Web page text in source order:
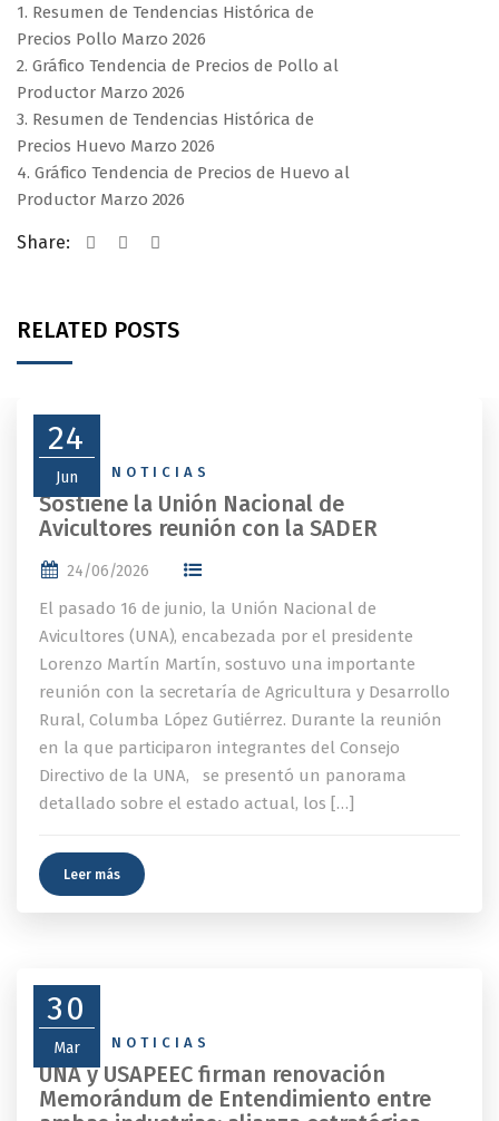
1. Resumen de Tendencias Histórica de
Precios Pollo Marzo 2026
2. Gráfico Tendencia de Precios de Pollo al
Productor Marzo 2026
3. Resumen de Tendencias Histórica de
Precios Huevo Marzo 2026
4. Gráfico Tendencia de Precios de Huevo al
Productor Marzo 2026
Share:
RELATED POSTS
24
Jun
NEWS NOTICIAS
Sostiene la Unión Nacional de
Avicultores reunión con la SADER
24/06/2026
El pasado 16 de junio, la Unión Nacional de
Avicultores (UNA), encabezada por el presidente
Lorenzo Martín Martín, sostuvo una importante
reunión con la secretaría de Agricultura y Desarrollo
Rural, Columba López Gutiérrez. Durante la reunión
en la que participaron integrantes del Consejo
Directivo de la UNA, se presentó un panorama
detallado sobre el estado actual, los […]
Leer más
30
Mar
NEWS NOTICIAS
UNA y USAPEEC firman renovación
Memorándum de Entendimiento entre